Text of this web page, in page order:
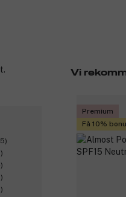
Vi
Premium
Få 10%